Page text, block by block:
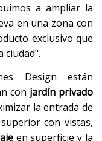
a ampliar la
en una zona con
exclusivo que
ciudad".
Design están
con jardín privado
la entrada de
con vistas,
en superficie y la